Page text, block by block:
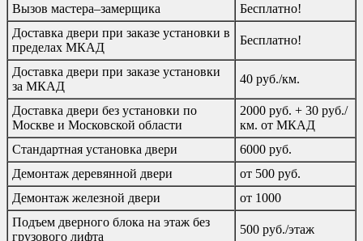
Вызов мастера–замерщика
Бесплатно!
Доставка двери при заказе установки в
пределах МКАД
Бесплатно!
Доставка двери при заказе установки
за МКАД
40 руб./км.
Доставка двери без установки по
Москве и Московской области
2000 руб. + 30 руб./
км. от МКАД
Стандартная установка двери
6000 руб.
Демонтаж деревянной двери
от 500 руб.
Демонтаж железной двери
от 1000
Подъем дверного блока на этаж без
грузового лифта
500 руб./этаж